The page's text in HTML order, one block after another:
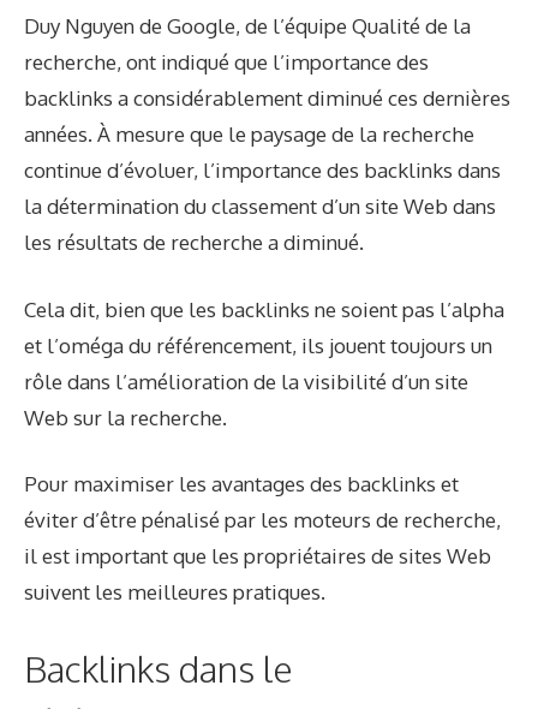
Duy Nguyen de Google, de l’équipe Qualité de la
recherche, ont indiqué que l’importance des
backlinks a considérablement diminué ces dernières
années. À mesure que le paysage de la recherche
continue d’évoluer, l’importance des backlinks dans
la détermination du classement d’un site Web dans
les résultats de recherche a diminué.
Cela dit, bien que les backlinks ne soient pas l’alpha
et l’oméga du référencement, ils jouent toujours un
rôle dans l’amélioration de la visibilité d’un site
Web sur la recherche.
Pour maximiser les avantages des backlinks et
éviter d’être pénalisé par les moteurs de recherche,
il est important que les propriétaires de sites Web
suivent les meilleures pratiques.
Backlinks dans le